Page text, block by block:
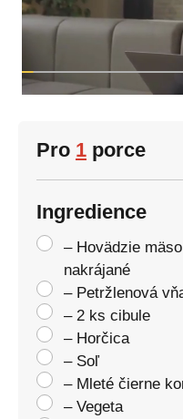
Pro 1 porce
Ingredience
– Hovädzie
nakrájané
– Petržlenová
– 2 ks cibule
– Horčica
– Soľ
– Mleté čierne
– Vegeta